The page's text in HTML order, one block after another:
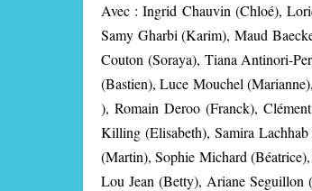
Avec : Ingrid Chauvin (Chloé),
Samy Gharbi (Karim), Maud
Couton (Soraya), Tiana Antinori-
(Bastien), Luce Mouchel
), Romain Deroo (Franck),
Killing (Elisabeth), Samira
(Martin), Sophie Michard
Lou Jean (Betty), Ariane Seguillon